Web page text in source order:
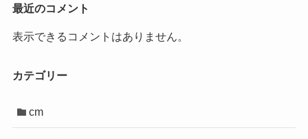
最近のコメント
表示できるコメントはありません。
カテゴリー
cm